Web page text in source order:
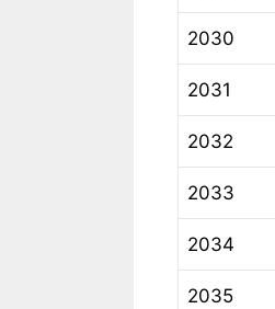
2030
2031
2032
2033
2034
2035